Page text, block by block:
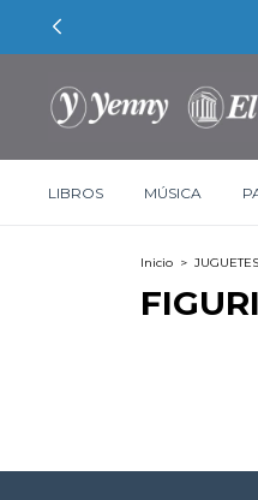
LIBROS MÚSICA
Inicio >